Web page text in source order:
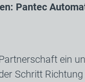
Pantec
ein
Schritt